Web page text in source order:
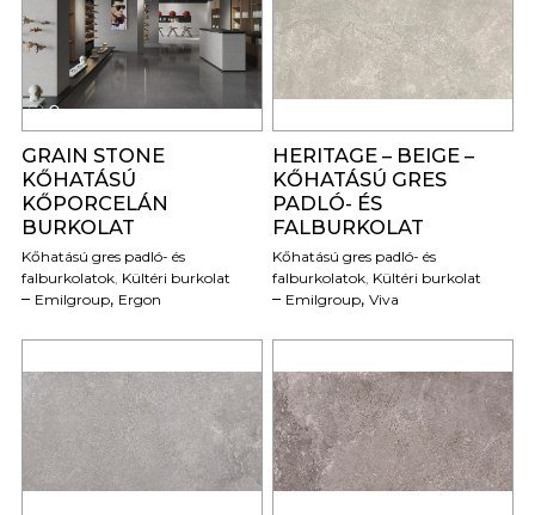
0
GRAIN STONE
KŐHATÁSÚ
KŐPORCELÁN
BURKOLAT
Kőhatású gres padló- és
falburkolatok, Kültéri burkolat
Emilgroup, Ergon
HERITAGE – BEIGE –
KŐHATÁSÚ GRES
PADLÓ- ÉS
FALBURKOLAT
Kőhatású gres padló- és
falburkolatok, Kültéri burkolat
Emilgroup,Viva